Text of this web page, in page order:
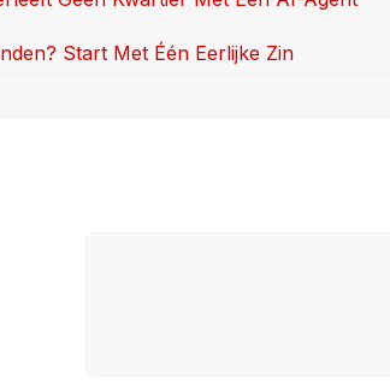
Start Met Één Eerlijke Zin